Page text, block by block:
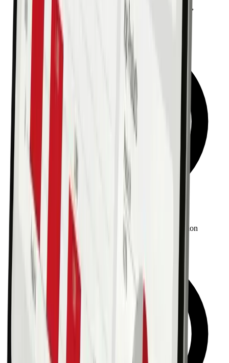
Direkte Anbindung an Ihre Systeme (Notrufzentrale,
Abrechnungssoftware) über offene Schnittstellen
Optimierung des Arbeitsprozesses und Administration